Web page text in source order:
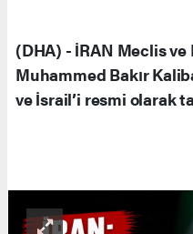
(DHA) - İRAN Meclis
Muhammed Bakır
ve İsrail’i resmi olarak